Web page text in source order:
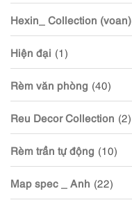
Hexin_ Collection (voan)
Hiện đại (1)
Rèm văn phòng (40)
Reu Decor Collection (2)
Rèm trần tự động (10)
Map spec _ Anh (22)